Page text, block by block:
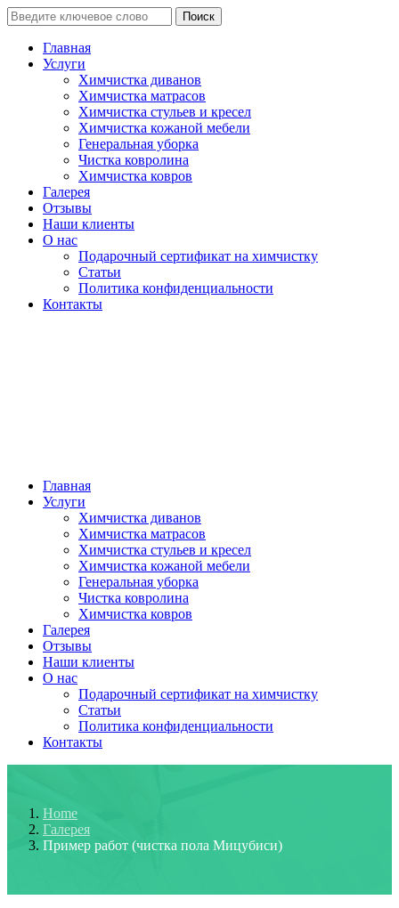
Поиск
Главная
Услуги
Химчистка диванов
Химчистка матрасов
Химчистка стульев и кресел
Химчистка кожаной мебели
Генеральная уборка
Чистка ковролина
Химчистка ковров
Галерея
Отзывы
Наши клиенты
О нас
Подарочный сертификат на химчистку
Статьи
Политика конфиденциальности
Контакты
Главная
Услуги
Химчистка диванов
Химчистка матрасов
Химчистка стульев и кресел
Химчистка кожаной мебели
Генеральная уборка
Чистка ковролина
Химчистка ковров
Галерея
Отзывы
Наши клиенты
О нас
Подарочный сертификат на химчистку
Статьи
Политика конфиденциальности
Контакты
Home
Галерея
Пример работ (чистка пола Мицубиси)